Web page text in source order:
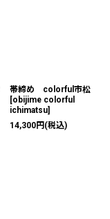
帯締め colorful市松
[obijime colorful
ichimatsu]
14,300円 (税込)